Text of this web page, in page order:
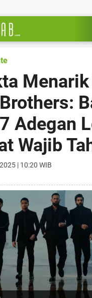
Adegan
Wajib
| 10:20 WIB